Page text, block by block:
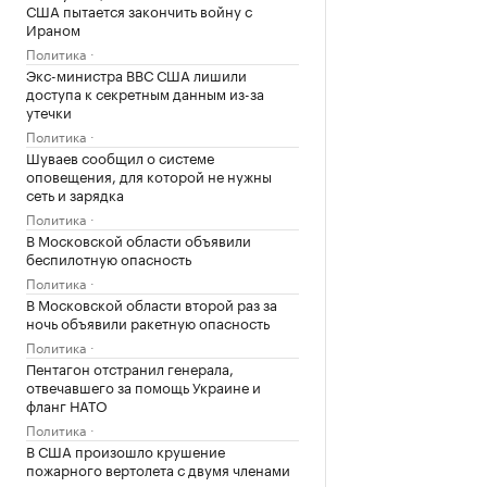
США пытается закончить войну с
Ираном
Политика
Экс-министра ВВС США лишили
доступа к секретным данным из-за
утечки
Политика
Шуваев сообщил о системе
оповещения, для которой не нужны
сеть и зарядка
Политика
В Московской области объявили
беспилотную опасность
Политика
В Московской области второй раз за
ночь объявили ракетную опасность
Политика
Пентагон отстранил генерала,
отвечавшего за помощь Украине и
фланг НАТО
Политика
В США произошло крушение
пожарного вертолета с двумя членами